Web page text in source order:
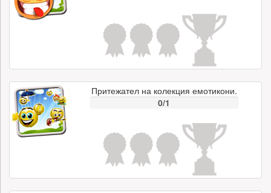
Притежател на колекция емотикони.
0/1